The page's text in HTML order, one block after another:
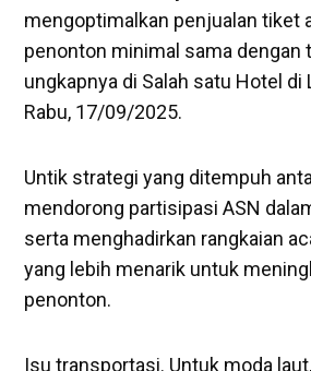
mengoptimalkan penjualan tiket
penonton minimal sama dengan
ungkapnya di Salah satu Hotel di
Rabu, 17/09/2025.
Untik strategi yang ditempuh
mendorong partisipasi ASN
serta menghadirkan rangkaian
yang lebih menarik untuk
penonton.
Isu transportasi. Untuk moda